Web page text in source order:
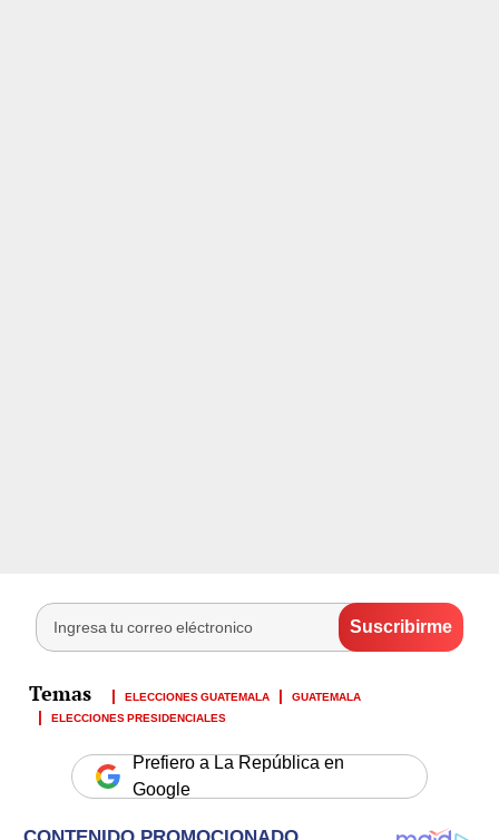
ELECCIONES GUATEMALA
GUATEMALA
ELECCIONES PRESIDENCIALES
Prefiero a La República en
Google